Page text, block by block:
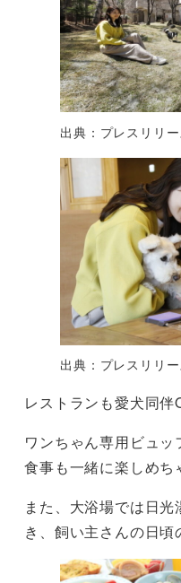
出典：プレスリリー
出典：プレスリリー
レストランも愛犬同
ワンちゃん専用ビュ
食事も一緒に楽しめち
また、大浴場では日
き、飼い主さんの日